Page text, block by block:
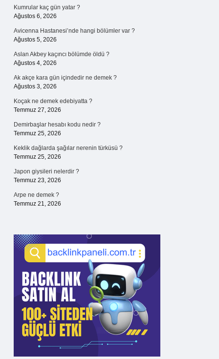
Kumrular kaç gün yatar ?
Ağustos 6, 2026
Avicenna Hastanesi’nde hangi bölümler var ?
Ağustos 5, 2026
Aslan Akbey kaçıncı bölümde öldü ?
Ağustos 4, 2026
Ak akçe kara gün içindedir ne demek ?
Ağustos 3, 2026
Koçak ne demek edebiyatta ?
Temmuz 27, 2026
Demirbaşlar hesabı kodu nedir ?
Temmuz 25, 2026
Keklik dağlarda şağılar nerenin türküsü ?
Temmuz 25, 2026
Japon giysileri nelerdir ?
Temmuz 23, 2026
Arpe ne demek ?
Temmuz 21, 2026